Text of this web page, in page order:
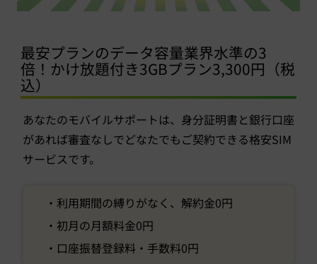
最安プランのデータ容量業界水準の3
倍！かけ放題付き3GBプラン3,300円（税
込）
あなたのモバイルサポートは、身分証明書と銀行口座
があれば審査なしでどなたでもご契約できる格安SIM
サービスです。
・利用期間の縛りがなく、解約金0円
・初月の月額料金0円
・口座振替登録料・手数料0円